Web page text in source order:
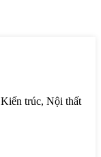
trúc, Nội thất